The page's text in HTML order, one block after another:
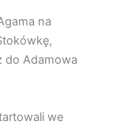
na
do Adamowa
we